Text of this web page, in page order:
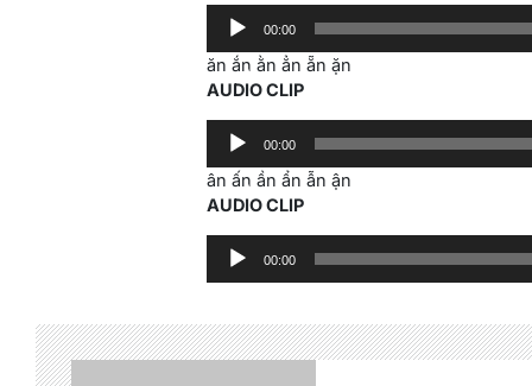
Audio
Player
00:00
ăn ắn ằn ẳn ẵn ặn
AUDIO CLIP
Audio
Player
00:00
ân ấn ần ẩn ẫn ận
AUDIO CLIP
Audio
Player
00:00